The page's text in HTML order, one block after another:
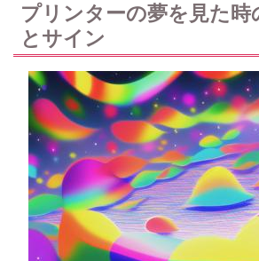
プリンターの夢を見た時
とサイン